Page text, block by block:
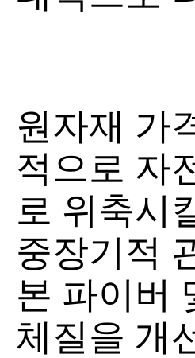
원자재 가
적으로 자
로 위축시
중장기적
본 파이버
체질을 개